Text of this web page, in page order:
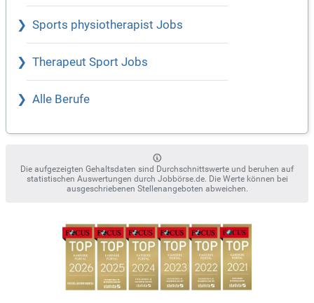
Sports physiotherapist Jobs
Therapeut Sport Jobs
Alle Berufe
Die aufgezeigten Gehaltsdaten sind Durchschnittswerte und beruhen auf
statistischen Auswertungen durch Jobbörse.de. Die Werte können bei
ausgeschriebenen Stellenangeboten abweichen.